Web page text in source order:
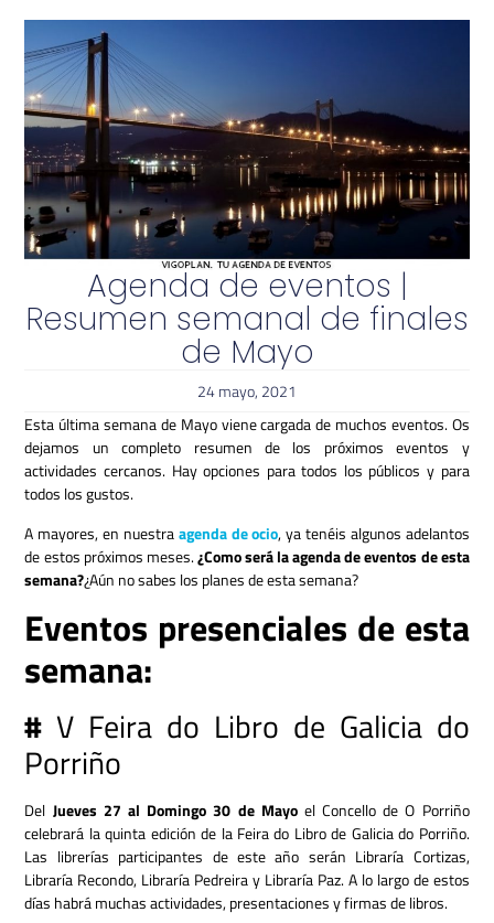
Agenda de eventos |
Resumen semanal de finales
de Mayo
24 mayo, 2021
Esta última semana de Mayo viene cargada de muchos eventos. Os
dejamos un completo resumen de los próximos eventos y
actividades cercanos. Hay opciones para todos los públicos y para
todos los gustos.
A mayores, en nuestraagenda de ocio, ya tenéis algunos adelantos
de estos próximos meses.¿Como será la agenda de eventos de esta
semana?¿Aún no sabes los planes de esta semana?
Eventos presenciales de esta
semana:
# V Feira do Libro de Galicia do
Porriño
Del Jueves 27 al Domingo 30 de Mayoel Concello de O Porriño
celebrará la quinta edición de la Feira do Libro de Galicia do Porriño.
Las librerías participantes de este año serán Libraría Cortizas,
Libraría Recondo, Libraría Pedreira y Libraría Paz. A lo largo de estos
días habrá muchas actividades, presentaciones y firmas de libros.